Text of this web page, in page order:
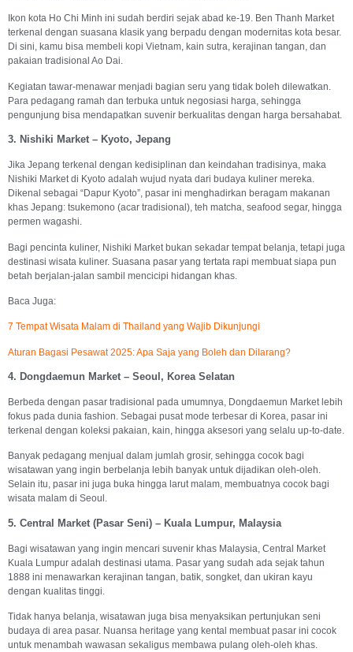
Ikon kota Ho Chi Minh ini sudah berdiri sejak abad ke-19. Ben Thanh Market
terkenal dengan suasana klasik yang berpadu dengan modernitas kota besar.
Di sini, kamu bisa membeli kopi Vietnam, kain sutra, kerajinan tangan, dan
pakaian tradisional Ao Dai.
Kegiatan tawar-menawar menjadi bagian seru yang tidak boleh dilewatkan.
Para pedagang ramah dan terbuka untuk negosiasi harga, sehingga
pengunjung bisa mendapatkan suvenir berkualitas dengan harga bersahabat.
3. Nishiki Market – Kyoto, Jepang
Jika Jepang terkenal dengan kedisiplinan dan keindahan tradisinya, maka
Nishiki Market di Kyoto adalah wujud nyata dari budaya kuliner mereka.
Dikenal sebagai “Dapur Kyoto”, pasar ini menghadirkan beragam makanan
khas Jepang: tsukemono (acar tradisional), teh matcha, seafood segar, hingga
permen wagashi.
Bagi pencinta kuliner, Nishiki Market bukan sekadar tempat belanja, tetapi juga
destinasi wisata kuliner. Suasana pasar yang tertata rapi membuat siapa pun
betah berjalan-jalan sambil mencicipi hidangan khas.
Baca Juga:
7 Tempat Wisata Malam di Thailand yang Wajib Dikunjungi
Aturan Bagasi Pesawat 2025: Apa Saja yang Boleh dan Dilarang?
4. Dongdaemun Market – Seoul, Korea Selatan
Berbeda dengan pasar tradisional pada umumnya, Dongdaemun Market lebih
fokus pada dunia fashion. Sebagai pusat mode terbesar di Korea, pasar ini
terkenal dengan koleksi pakaian, kain, hingga aksesori yang selalu up-to-date.
Banyak pedagang menjual dalam jumlah grosir, sehingga cocok bagi
wisatawan yang ingin berbelanja lebih banyak untuk dijadikan oleh-oleh.
Selain itu, pasar ini juga buka hingga larut malam, membuatnya cocok bagi
wisata malam di Seoul.
5. Central Market (Pasar Seni) – Kuala Lumpur, Malaysia
Bagi wisatawan yang ingin mencari suvenir khas Malaysia, Central Market
Kuala Lumpur adalah destinasi utama. Pasar yang sudah ada sejak tahun
1888 ini menawarkan kerajinan tangan, batik, songket, dan ukiran kayu
dengan kualitas tinggi.
Tidak hanya belanja, wisatawan juga bisa menyaksikan pertunjukan seni
budaya di area pasar. Nuansa heritage yang kental membuat pasar ini cocok
untuk menambah wawasan sekaligus membawa pulang oleh-oleh khas.